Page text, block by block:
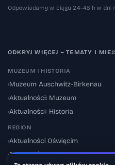
Odpowiadamy w ciągu 24–48 h w dni
ODKRYJ WIĘCEJ – TEMATY I
MUZEUM I HISTORIA
›Muzeum Auschwitz-Birkenau
›Aktualności: Muzeum
›Aktualności: Historia
›
›
REGION
›Aktualności Oświęcim
›Powiat oświęcimski
›